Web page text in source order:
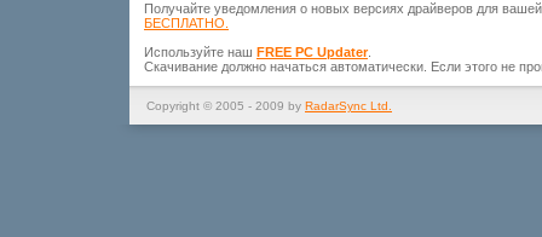
Получайте уведомления о новых версиях драйверов для
БЕСПЛАТНО.
Используйте наш FREE PC Updater.
Скачивание должно начаться автоматически. Если этого не
Copyright © 2005 - 2009 by RadarSync Ltd.